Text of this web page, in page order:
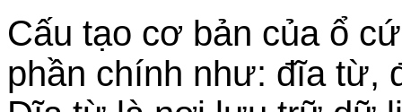
Cấu tạo cơ bản của ổ
phần chính như: đĩa từ,